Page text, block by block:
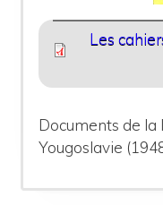
Les
Documents de la
Yougoslavie